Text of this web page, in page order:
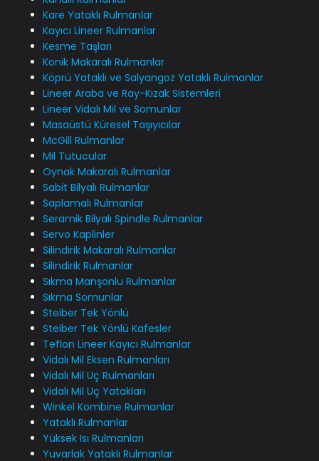
Kare Yataklı Rulmanlar
Kayıcı Lineer Rulmanlar
Kesme Taşları
Konik Makaralı Rulmanlar
Köprü Yataklı ve Salyangoz Yataklı Rulmanlar
Lineer Araba ve Ray-Kızak Sistemleri
Lineer Vidalı Mil ve Somunlar
Masaüstü Küresel Taşıyıcılar
McGill Rulmanlar
Mil Tutucular
Oynak Makaralı Rulmanlar
Sabit Bilyalı Rulmanlar
Saplamalı Rulmanlar
Seramik Bilyalı Spindle Rulmanlar
Servo Kaplinler
Silindirik Makaralı Rulmanlar
Silindirik Rulmanlar
Sıkma Manşonlu Rulmanlar
Sıkma Somunlar
Steiber Tek Yönlü
Steiber Tek Yönlü Kafesler
Teflon Lineer Kayıcı Rulmanlar
Vidalı Mil Eksen Rulmanları
Vidalı Mil Uç Rulmanları
Vidalı Mil Uç Yatakları
Winkel Kombine Rulmanlar
Yataklı Rulmanlar
Yüksek Isı Rulmanları
Yuvarlak Yataklı Rulmanlar